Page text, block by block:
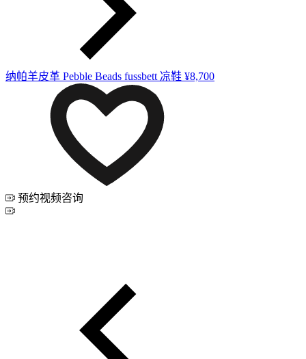
纳帕羊皮革 Pebble Beads fussbett 凉鞋 ¥8,700
预约视频咨询